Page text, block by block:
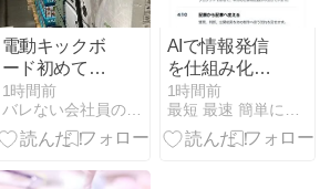
電動キックボ
ード初めて乗
ったんだけど
1時間前
バレない会社員の副業ランキング
AIで情報発信
を仕組み化す
る方法｜毎回
ゼロから考え
ず、経験を記
1時間前
最短 最速 簡単に中国輸入で月商500万を稼ぐ方法